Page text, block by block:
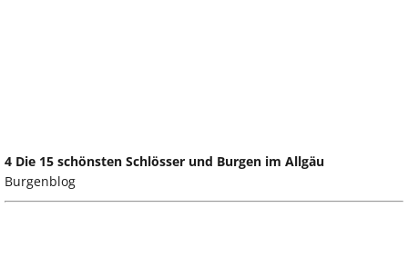
4 Die 15 schönsten Schlösser und Burgen im Allgäu
Burgenblog